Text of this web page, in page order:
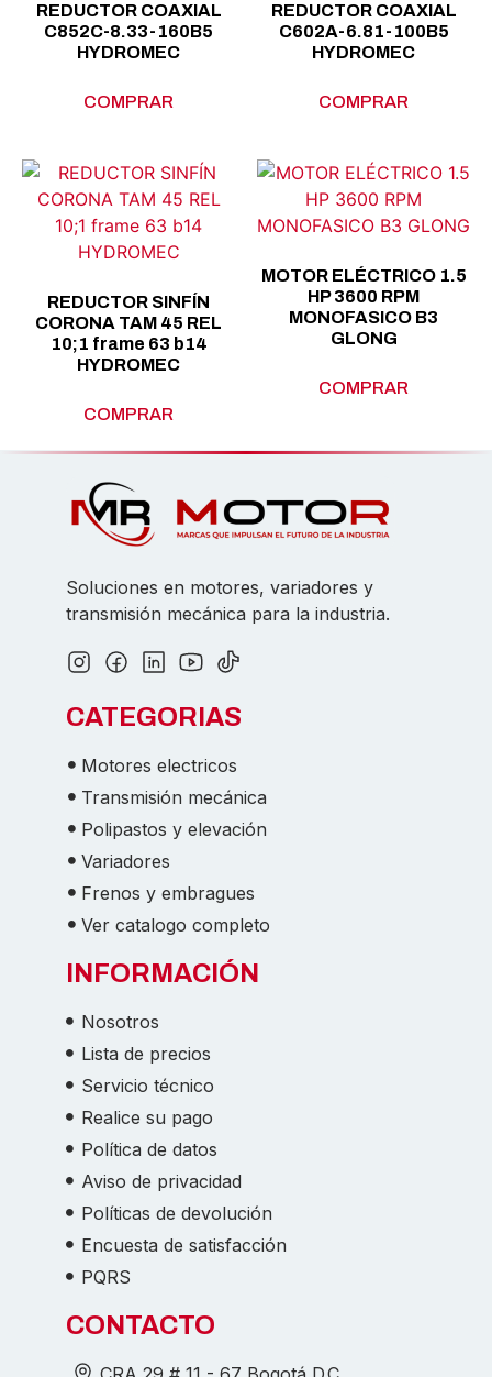
REDUCTOR COAXIAL
C852C-8.33-160B5
HYDROMEC
COMPRAR
REDUCTOR COAXIAL
C602A-6.81-100B5
HYDROMEC
COMPRAR
REDUCTOR SINFÍN
CORONA TAM 45 REL
10;1 frame 63 b14
HYDROMEC
COMPRAR
MOTOR ELÉCTRICO 1.5
HP 3600 RPM
MONOFASICO B3
GLONG
COMPRAR
Soluciones en motores, variadores y
transmisión mecánica para la industria.
CATEGORIAS
Motores electricos
Transmisión mecánica
Polipastos y elevación
Variadores
Frenos y embragues
Ver catalogo completo
INFORMACIÓN
Nosotros
Lista de precios
Servicio técnico
Realice su pago
Política de datos
Aviso de privacidad
Políticas de devolución
Encuesta de satisfacción
PQRS
CONTACTO